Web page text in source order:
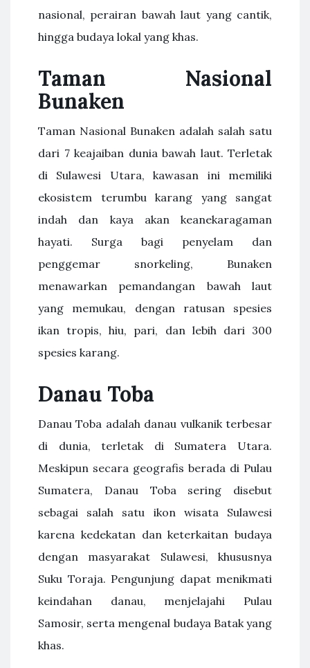
nasional, perairan bawah laut yang cantik,
hingga budaya lokal yang khas.
Taman Nasional
Bunaken
Taman Nasional Bunaken adalah salah satu
dari 7 keajaiban dunia bawah laut. Terletak
di Sulawesi Utara, kawasan ini memiliki
ekosistem terumbu karang yang sangat
indah dan kaya akan keanekaragaman
hayati. Surga bagi penyelam dan
penggemar snorkeling, Bunaken
menawarkan pemandangan bawah laut
yang memukau, dengan ratusan spesies
ikan tropis, hiu, pari, dan lebih dari 300
spesies karang.
Danau Toba
Danau Toba adalah danau vulkanik terbesar
di dunia, terletak di Sumatera Utara.
Meskipun secara geografis berada di Pulau
Sumatera, Danau Toba sering disebut
sebagai salah satu ikon wisata Sulawesi
karena kedekatan dan keterkaitan budaya
dengan masyarakat Sulawesi, khususnya
Suku Toraja. Pengunjung dapat menikmati
keindahan danau, menjelajahi Pulau
Samosir, serta mengenal budaya Batak yang
khas.